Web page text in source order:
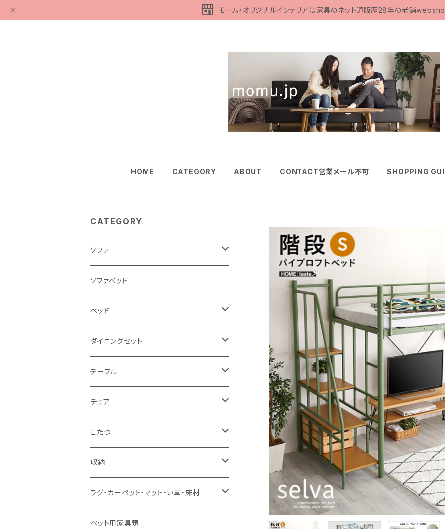
モーム・オリジナルインテリアは家具のネット通販歴28年の老舗
HOME CATEGORY ABOUT CONTACT営業メール不可 SHOPPING
CATEGORY
ソファ
3人掛け
2.5人掛け
2人掛け
1人掛け
カウチソファ
コーナーソファ
ソファセット
スツール・オットマン
ソファ付属品
ソファベッド
ベッド
シングルサイズ以下（フレームのみ）
セミダブルサイズ（フレームのみ）
ダブルサイズ（フレームのみ）
ワイドダブルサイズ以上（フレームのみ）
シングルサイズ以下（マットレス付）
セミダブルサイズ（マットレス付）
ダブルサイズ（マットレス付）
ダイニングセット
ダイニング3点セット以下
ダイニング4点セット
ダイニング5点・6点セット
ダイニング7点セット以上
テーブル
センターテーブル
ダイニングテーブル
カウンターテーブル
リフティングテーブル
サイドテーブル・コーヒーテーブル
チェア
ダイニングチェア
カウンターチェア
キッズチェア
オフィスチェア・ゲーミングチェア
こたつ
こたつテーブル
こたつ布団
コタツ・布団セット
収納
本棚・シェルフ
食器棚・収納庫
ラグ・カーペット・マット・い草・床材
マット・フロアタイル
ペット用家具類